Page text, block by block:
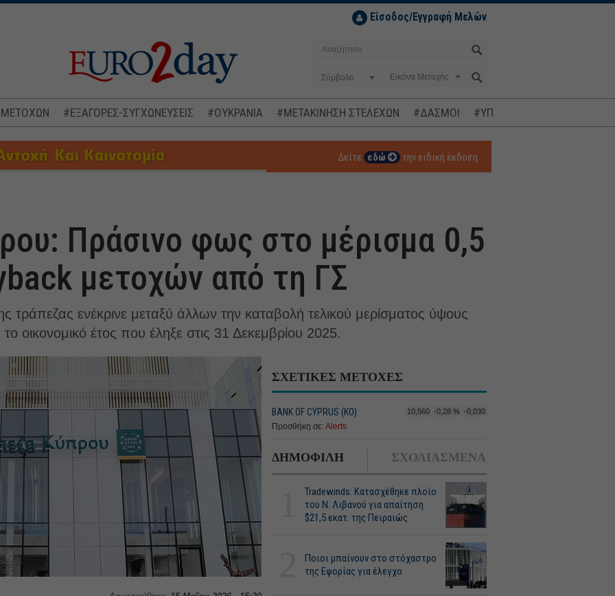
Είσοδος/Εγγραφή Μελών
Σύμβολο
ΜΕΤΟΧΩΝ #ΕΞΑΓΟΡΕΣ-ΣΥΓΧΩΝΕΥΣΕΙΣ #ΟΥΚΡΑΝΙΑ #ΜΕΤΑΚΙΝΗΣΗ ΣΤΕΛΕΧΩΝ #ΔΑΣΜΟΙ #ΥΠΟΚΛΟΠΕΣ
Δείτε εδώ την ειδική έκδοση
Πράσινο φως στο μέρισμα 0,5
μετοχών από τη ΓΣ
τράπεζας ενέκρινε μεταξύ άλλων την καταβολή τελικού μερίσματος ύψους
οικονομικό έτος που έληξε στις 31 Δεκεμβρίου 2025.
ΣΧΕΤΙΚΕΣ ΜΕΤΟΧΕΣ
BANK OF CYPRUS (ΚΟ) 10,560 -0,28 % -0,030
Προσθήκη σε: Alerts
ΔΗΜΟΦΙΛΗ ΣΧΟΛΙΑΣΜΕΝΑ
Tradewinds: Κατασχέθηκε πλοίο
του Ν. Λιβανού για απαίτηση
$21,5 εκατ. της Πειραιώς
Ποιοι μπαίνουν στο στόχαστρο
της Εφορίας για έλεγχο